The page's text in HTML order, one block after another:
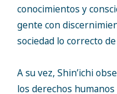
conocimientos y
gente con
sociedad lo correcto
A su vez, Shin’ichi
los derechos